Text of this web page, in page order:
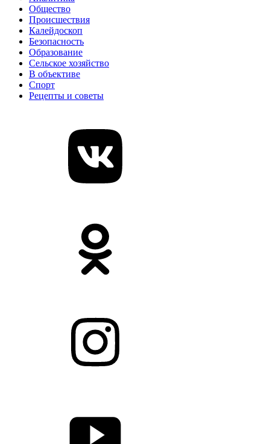
Общество
Происшествия
Калейдоскоп
Безопасность
Образование
Сельское хозяйство
В объективе
Спорт
Рецепты и советы